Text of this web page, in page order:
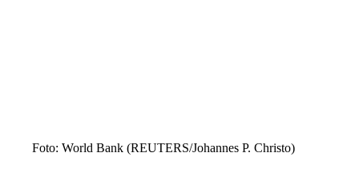
Foto: World Bank (REUTERS/Johannes P. Christo)